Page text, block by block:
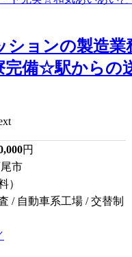
ションの製造業
完備☆駅からの
円
市
）
/ 自動車系工場 / 交替制